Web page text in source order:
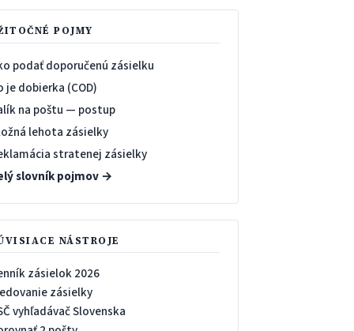
POJMY
podať doporučenú zásielku
je dobierka (COD)
na poštu — postup
lehota zásielky
stratenej zásielky
slovník pojmov →
NÁSTROJE
zásielok 2026
zásielky
vyhľadávač Slovenska